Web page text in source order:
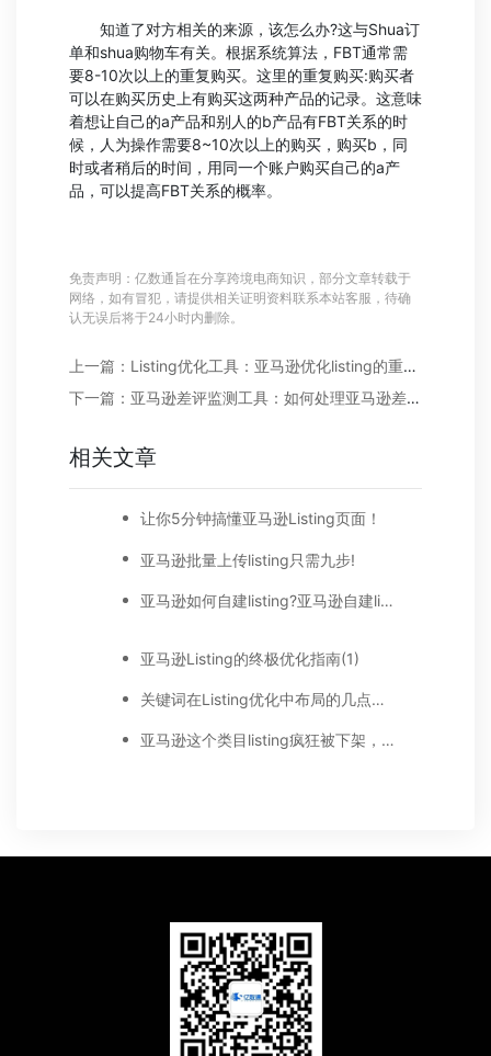
知道了对方相关的来源，该怎么办?这与Shua订
单和shua购物车有关。根据系统算法，FBT通常需
要8-10次以上的重复购买。这里的重复购买:购买者
可以在购买历史上有购买这两种产品的记录。这意味
着想让自己的a产品和别人的b产品有FBT关系的时
候，人为操作需要8~10次以上的购买，购买b，同
时或者稍后的时间，用同一个账户购买自己的a产
品，可以提高FBT关系的概率。
免责声明：亿数通旨在分享跨境电商知识，部分文章转载于
网络，如有冒犯，请提供相关证明资料联系本站客服，待确
认无误后将于24小时内删除。
上一篇：Listing优化工具：亚马逊优化listing的重要性?
下一篇：亚马逊差评监测工具：如何处理亚马逊差评?
相关文章
让你5分钟搞懂亚马逊Listing页面！
亚马逊批量上传listing只需九步!
亚马逊如何自建listing?亚马逊自建listing优化技巧
亚马逊Listing的终极优化指南(1)
关键词在Listing优化中布局的几点建议
亚马逊这个类目listing疯狂被下架，是大清洗还是Bug?